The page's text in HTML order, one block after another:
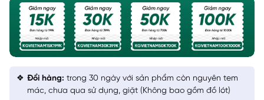
Đổi hàng: trong 30 ngày với sản phẩm còn nguyên tem
mác, chưa qua sử dụng, giặt (Không bao gồm đồ lót)